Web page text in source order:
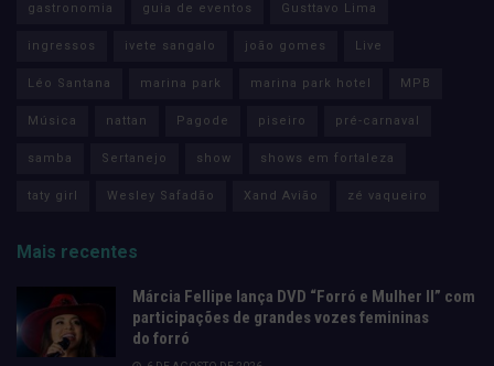
gastronomia guia de eventos Gusttavo Lima
ingressos ivete sangalo joão gomes Live
Léo Santana marina park marina park hotel MPB
Música nattan Pagode piseiro pré-carnaval
samba Sertanejo show shows em fortaleza
taty girl Wesley Safadão Xand Avião zé vaqueiro
Mais recentes
Márcia Fellipe lança DVD “Forró e Mulher II” com
participações de grandes vozes femininas
do forró